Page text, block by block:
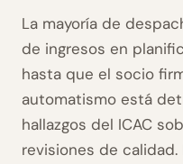
La mayoría de
de ingresos en
hasta que el socio
automatismo está
hallazgos del ICAC
revisiones de